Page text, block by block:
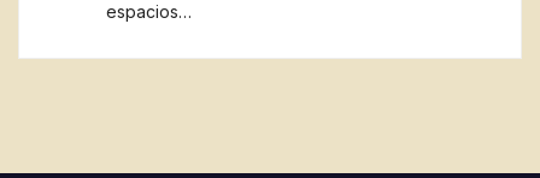
espacios…